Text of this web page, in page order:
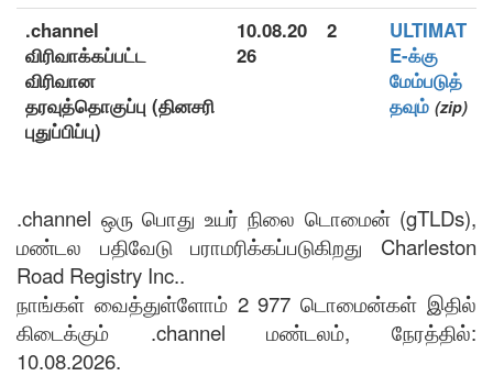
.channel
விரிவாக்கப்பட்ட
விரிவான
தரவுத்தொகுப்பு (தினசரி
புதுப்பிப்பு)
10.08.20
26
2
ULTIMAT
E-க்கு
மேம்படுத்
தவும் (zip)
.channel ஒரு பொது உயர் நிலை டொமைன் (gTLDs),
மண்டல பதிவேடு பராமரிக்கப்படுகிறது Charleston
Road Registry Inc..
நாங்கள் வைத்துள்ளோம் 2 977 டொமைன்கள் இதில்
கிடைக்கும் .channel மண்டலம், நேரத்தில்:
10.08.2026.